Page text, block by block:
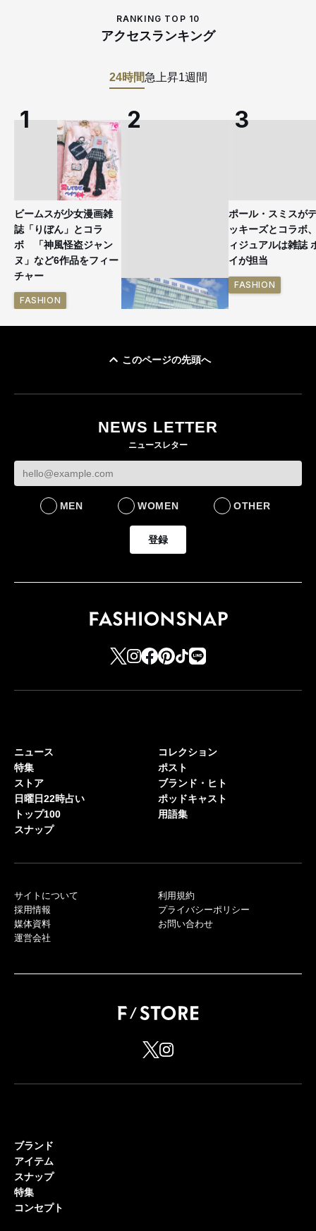
RANKING TOP 10
アクセスランキング
24時間急上昇1週間
ビームスが少女漫画雑
誌「りぼん」とコラ
ボ 「神風怪盗ジャン
ヌ」など6作品をフィー
チャー
FASHION
FASHION
ポール・スミスが
ッキーズとコラボ
ィジュアルは雑誌
イが担当
FASHION
このページの先頭へ
NEWS LETTER
ニュースレター
MEN WOMEN OTHER
登録
ニュース
特集
ストア
日曜日22時占い
トップ100
スナップ
コレクション
ポスト
ブランド・ヒト
ポッドキャスト
用語集
サイトについて
採用情報
媒体資料
運営会社
利用規約
プライバシーポリシー
お問い合わせ
ブランド
アイテム
スナップ
特集
コンセプト